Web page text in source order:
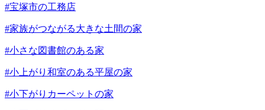
#宝塚市の工務店
#家族がつながる大きな土間の家
#小さな図書館のある家
#小上がり和室のある平屋の家
#小下がりカーペットの家